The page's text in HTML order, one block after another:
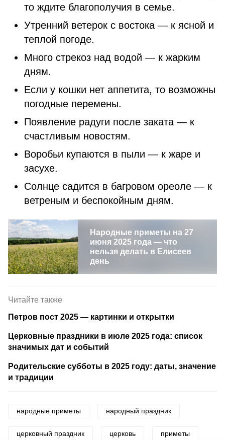
то ждите благополучия в семье.
Утренний ветерок с востока — к ясной и
теплой погоде.
Много стрекоз над водой — к жарким
дням.
Если у кошки нет аппетита, то возможны
погодные перемены.
Появление радуги после заката — к
счастливым новостям.
Воробьи купаются в пыли — к жаре и
засухе.
Солнце садится в багровом ореоле — к
ветреным и беспокойным дням.
Народные приметы на 27
июня 2025 года — что
нельзя делать в Елисеев
день
Читайте также
Петров пост 2025 — картинки и открытки
Церковные праздники в июле 2025 года: список
значимых дат и событий
Родительские субботы в 2025 году: даты, значение
и традиции
народные приметы народный праздник
церковный праздник церковь приметы